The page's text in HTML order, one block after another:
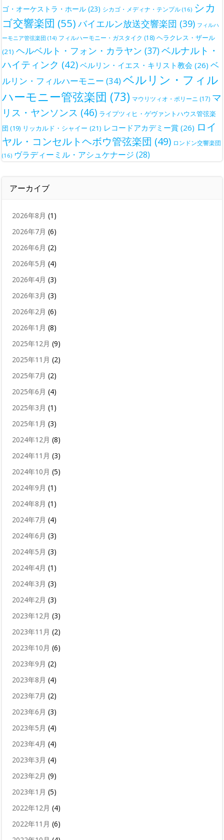
ゴ・オーケストラ・ホール (23) シカゴ・メディナ・テンプル (16) シカ
ゴ交響楽団 (55) バイエルン放送交響楽団 (39) フィルハ
ーモニア管弦楽団 (14) フィルハーモニー・ガスタイク (18) ヘラクレス・ザール
(21) ヘルベルト・フォン・カラヤン (37)ベルナルト・
ハイティンク (42) ベルリン・イエス・キリスト教会 (26) ベ
ルリン・フィルハーモニー (34)ベルリン・フィル
ハーモニー管弦楽団 (73) マウリツィオ・ポリーニ (17) マ
リス・ヤンソンス (46) ライプツィヒ・ゲヴァントハウス管弦楽
団 (19) リッカルド・シャイー (21) レコードアカデミー賞 (26) ロイ
ヤル・コンセルトヘボウ管弦楽団 (49) ロンドン交響楽団
(16) ヴラディーミル・アシュケナージ (28)
アーカイブ
2026年8月 (1)
2026年7月 (6)
2026年6月 (2)
2026年5月 (4)
2026年4月 (3)
2026年3月 (3)
2026年2月 (6)
2026年1月 (8)
2025年12月 (9)
2025年11月 (2)
2025年7月 (2)
2025年6月 (4)
2025年3月 (1)
2025年1月 (3)
2024年12月 (8)
2024年11月 (3)
2024年10月 (5)
2024年9月 (1)
2024年8月 (1)
2024年7月 (4)
2024年6月 (3)
2024年5月 (3)
2024年4月 (1)
2024年3月 (3)
2024年2月 (3)
2023年12月 (3)
2023年11月 (2)
2023年10月 (6)
2023年9月 (2)
2023年8月 (4)
2023年7月 (2)
2023年6月 (3)
2023年5月 (4)
2023年4月 (4)
2023年3月 (4)
2023年2月 (9)
2023年1月 (5)
2022年12月 (4)
2022年11月 (6)